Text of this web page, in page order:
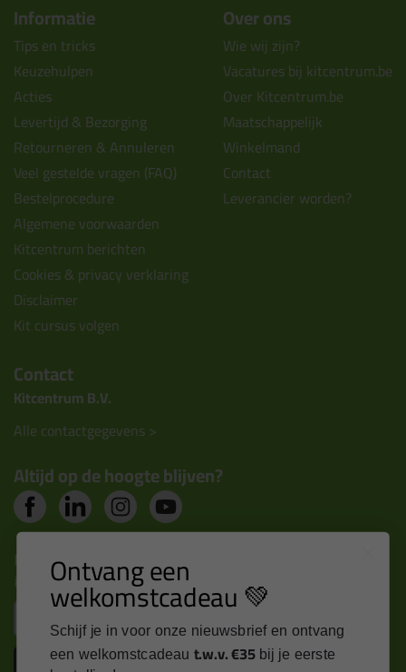
Informatie
Tips en tricks
Keuzehulpen
Acties
Levertijd & Bezorging
Retourneren & Annuleren
Veel gestelde vragen (FAQ)
Bestelprocedure
Algemene voorwaarden
Kitcentrum berichten
Cookies & privacy verklaring
Disclaimer
Kit cursus volgen
Over ons
Wie wij zijn?
Vacatures bij kitcentrum.be
Over Kitcentrum.be
Maatschappelijk
Winkelmand
Contact
Leverancier worden?
Contact
Kitcentrum B.V.
Alle contactgegevens >
Altijd op de hoogte blijven?
Nieuws, tips en exclusieve deals rechtstreeks in je
inbox
Inschrijven
Ontvang een
welkomstcadeau 💚
Schijf je in voor onze nieuwsbrief en ontvang
een welkomstcadeau t.w.v. €35 bij je eerste